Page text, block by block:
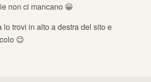
non ci mancano 😀
lo trovi in alto a destra del sito e
😉